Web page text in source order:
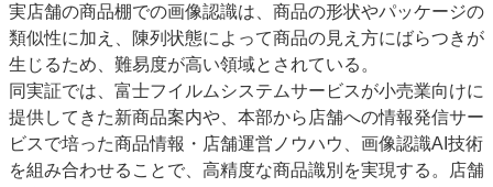
実店舗の商品棚での画像認識は、商品の形状やパッケージの
類似性に加え、陳列状態によって商品の見え方にばらつきが
生じるため、難易度が高い領域とされている。
同実証では、富士フイルムシステムサービスが小売業向けに
提供してきた新商品案内や、本部から店舗への情報発信サー
ビスで培った商品情報・店舗運営ノウハウ、画像認識AI技術
を組み合わせることで、高精度な商品識別を実現する。店舗